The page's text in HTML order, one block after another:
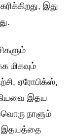
இது
மிகவும்
ஏரோபிக்ஸ்,
இதய
நாளும்
இதயத்தை